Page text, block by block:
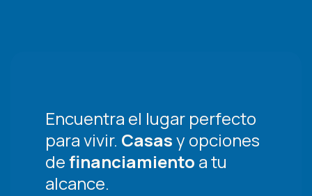
Encuentra el lugar perfecto
para vivir. Casasy opciones
definanciamiento a tu
alcance.